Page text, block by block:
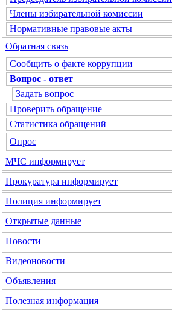
Члены избирательной комиссии
Нормативные правовые акты
Обратная связь
Сообщить о факте коррупции
Вопрос - ответ
Задать вопрос
Проверить обращение
Статистика обращений
Опрос
МЧС информирует
Прокуратура информирует
Полиция информирует
Открытые данные
Новости
Видеоновости
Объявления
Полезная информация